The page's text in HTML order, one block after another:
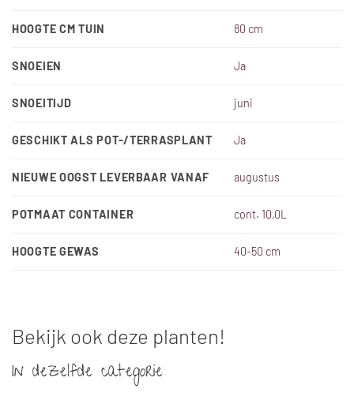
HOOGTE CM TUIN 80 cm
SNOEIEN Ja
SNOEITIJD juni
GESCHIKT ALS POT-/TERRASPLANT Ja
NIEUWE OOGST LEVERBAAR VANAF augustus
POTMAAT CONTAINER cont. 10,0L
HOOGTE GEWAS 40-50 cm
Bekijk ook deze planten!
In dezelfde categorie